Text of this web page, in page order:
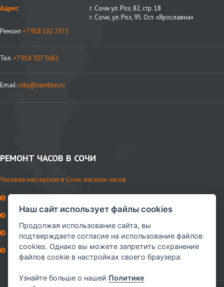
Адрес:
г. Сочи ул. Роз, 82, стр. 18
г. Сочи, ул. Роз, 95. Ост. «Ярославна»
Ремонт+7 918 102 2373
Тел.+7 918 307 3682
Email:iriky@rambler.ru
РЕМОНТ ЧАСОВ В СОЧИ
Часовая мастерская в Сочи, магазин часов
Контакты
Ремни и аксессуары
Сервисное обслуживание
Наш сайт использует файлы cookies
Продолжая использование сайта, вы
подтверждаете согласие на использование файлов
cookies. Однако вы можете запретить сохранение
файлов cookie в настройках своего браузера.
Узнайте больше о нашей Политике